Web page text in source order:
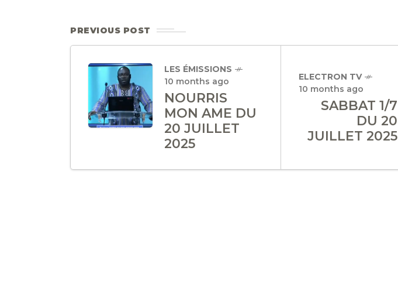
PREVIOUS POST
LES ÉMISSIONS
10 months ago
NOURRIS
MON AME DU
20 JUILLET
2025
ELECTRON TV
10 months ago
SABBAT 1/7
DU 20
JUILLET 2025